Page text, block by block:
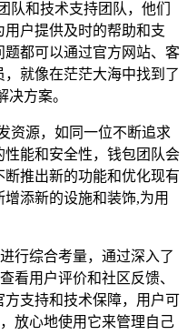
队和技术支持团队，他们
户提供及时的帮助和支
都可以通过官方网站、客
就像在茫茫大海中找到了
方案。
资源，如同一位不断追求
能和安全性，钱包团队会
推出新的功能和优化现有
添新的设施和装饰,为用
行综合考量，通过深入了
看用户评价和社区反馈、
支持和技术保障，用户可
放心地使用它来管理自己